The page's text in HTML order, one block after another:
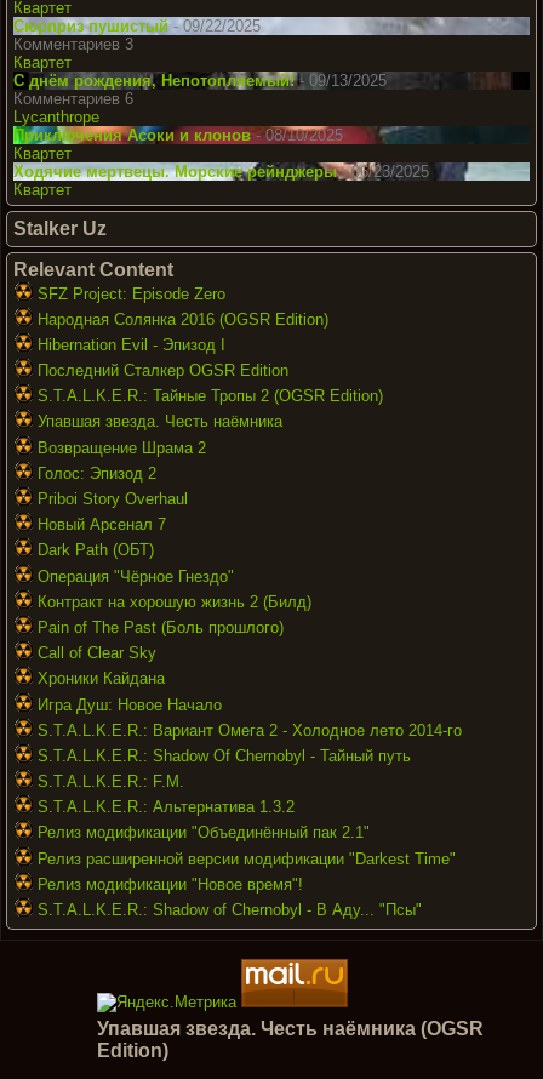
Квартет
Сюрприз пушистый - 09/22/2025
Комментариев 3
Квартет
С днём рождения, Непотопляемый!- 09/13/2025
Комментариев 6
Lycanthrope
Приключения Асоки и клонов- 08/10/2025
Квартет
Ходячие мертвецы. Морские рейнджеры- 06/23/2025
Квартет
Stalker Uz
Relevant Content
SFZ Project: Episode Zero
Народная Солянка 2016 (OGSR Edition)
Hibernation Evil - Эпизод I
Последний Сталкер OGSR Edition
S.T.A.L.K.E.R.: Тайные Тропы 2 (OGSR Edition)
Упавшая звезда. Честь наёмника
Возвращение Шрама 2
Голос: Эпизод 2
Priboi Story Overhaul
Новый Арсенал 7
Dark Path (ОБТ)
Операция "Чёрное Гнездо"
Контракт на хорошую жизнь 2 (Билд)
Pain of The Past (Боль прошлого)
Call of Clear Sky
Хроники Кайдана
Игра Душ: Новое Начало
S.T.A.L.K.E.R.: Вариант Омега 2 - Холодное лето 2014-го
S.T.A.L.K.E.R.: Shadow Of Chernobyl - Тайный путь
S.T.A.L.K.E.R.: F.M.
S.T.A.L.K.E.R.: Альтернатива 1.3.2
Релиз модификации "Объединённый пак 2.1"
Релиз расширенной версии модификации "Darkest Time"
Релиз модификации "Новое время"!
S.T.A.L.K.E.R.: Shadow of Chernobyl - В Аду... "Псы"
Упавшая звезда. Честь наёмника (OGSR
Edition)